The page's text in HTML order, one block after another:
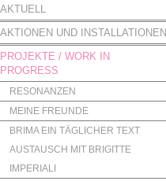
AKTUELL
AKTIONEN UND INSTALLATIONEN
PROJEKTE / WORK IN
PROGRESS
RESONANZEN
MEINE FREUNDE
BRIMA EIN TÄGLICHER TEXT
AUSTAUSCH MIT BRIGITTE
IMPERIALI